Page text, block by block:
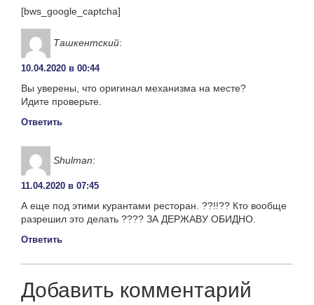
[bws_google_captcha]
Ташкентский:
10.04.2020 в 00:44
Вы уверены, что оригинал механизма на месте?
Идите проверьте.
Ответить
Shulman:
11.04.2020 в 07:45
А еще под этими курантами ресторан. ??!!?? Кто вообще
разрешил это делать ???? ЗА ДЕРЖАВУ ОБИДНО.
Ответить
Добавить комментарий